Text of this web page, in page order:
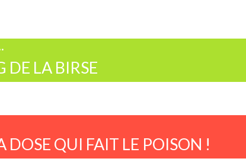
DE LA BIRSE
DOSE QUI FAIT LE POISON !